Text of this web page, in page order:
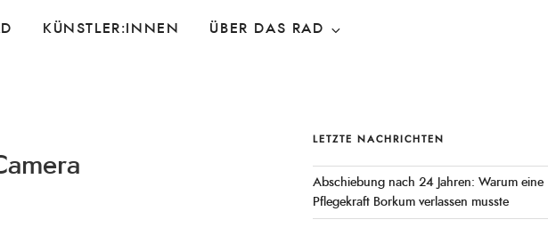
KÜNSTLER:INNEN ÜBER DAS RAD
LETZTE NACHRICHTEN
Abschiebung nach 24 Jahren: Warum eine
Pflegekraft Borkum verlassen musste